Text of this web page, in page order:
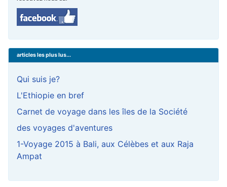
articles les plus lus...
Qui suis je?
L'Ethiopie en bref
Carnet de voyage dans les îles de la Société
des voyages d'aventures
1-Voyage 2015 à Bali, aux Célèbes et aux Raja
Ampat